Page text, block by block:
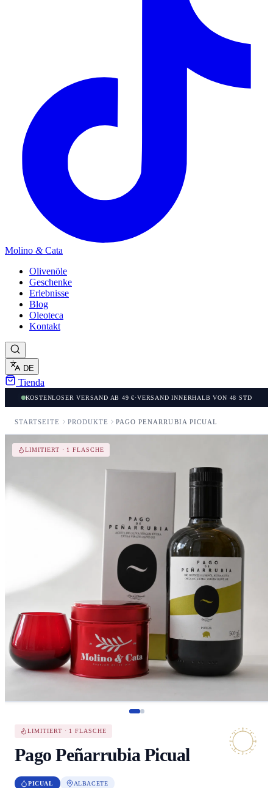
Molino &Cata
Olivenöle
Geschenke
Erlebnisse
Blog
Oleoteca
Kontakt
DE
Tienda
KOSTENLOSER VERSAND AB 49 €·VERSAND INNERHALB VON 48 STD
STARTSEITE PRODUKTE PAGO PEÑARRUBIA PICUAL
LIMITIERT · 1 FLASCHE
LIMITIERT · 1 FLASCHE
Pago Peñarrubia Picual
PICUAL ALBACETE